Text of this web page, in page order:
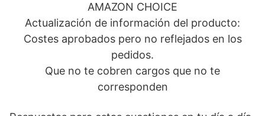
AMAZON CHOICE
Actualización de información del producto:
Costes aprobados pero no reflejados en los
pedidos.
Que no te cobren cargos que no te
corresponden